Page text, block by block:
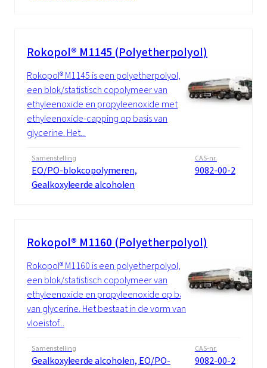
Rokopol® M1145 (Polyetherpolyol)
Rokopol® M1145 is een polyetherpolyol,
een blok/statistisch copolymeer van
ethyleenoxide en propyleenoxide met
ethyleenoxide-capping op basis van
glycerine. Het...
Samenstelling
EO/PO-blokcopolymeren,
Gealkoxyleerde alcoholen
CAS-nr.
9082-00-2
Rokopol® M1160 (Polyetherpolyol)
Rokopol® M1160 is een polyetherpolyol,
een blok/statistisch copolymeer van
ethyleenoxide en propyleenoxide op basis
van glycerine. Het bestaat in de vorm van
vloeistof...
Samenstelling
Gealkoxyleerde alcoholen, EO/PO-
CAS-nr.
9082-00-2